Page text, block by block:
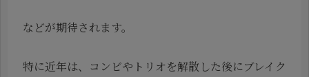
などが期待されます。
特に近年は、コンビやトリオを解散した後にブレイク